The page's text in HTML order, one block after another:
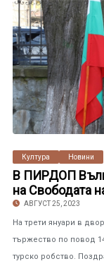
Култура Новини
В ПИРДОП
на Свободата
АВГУСТ 25, 2023
На трети януари в
тържество по повод
турско робство.